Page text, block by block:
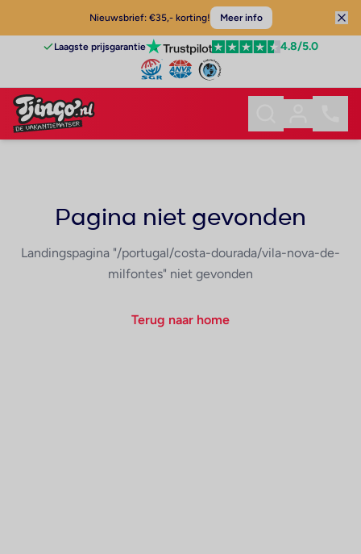
Nieuwsbrief: €35,- korting! Meer info
Laagste prijsgarantie 4.8/5.0
Pagina niet gevonden
Landingspagina "/portugal/costa-dourada/vila-nova-de-
milfontes" niet gevonden
Terug naar home